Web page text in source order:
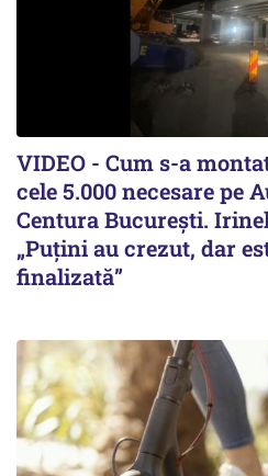
VIDEO - Cum s-a
cele 5.000 necesare pe
Centura București.
„Puțini au crezut, dar
finalizată”